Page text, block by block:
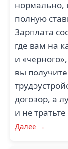
нормально,
полную
Зарплата
где вам на
и
вы
договор, а
и не
Далее →